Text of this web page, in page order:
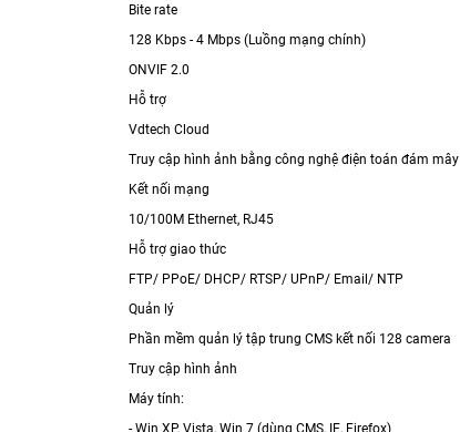
Bite rate
128 Kbps - 4 Mbps (Luồng mạng chính)
ONVIF 2.0
Hỗ trợ
Vdtech Cloud
Truy cập hình ảnh bằng công nghệ điện toán đám mây
Kết nối mạng
10/100M Ethernet, RJ45
Hỗ trợ giao thức
FTP/ PPoE/ DHCP/ RTSP/ UPnP/ Email/ NTP
Quản lý
Phần mềm quản lý tập trung CMS kết nối 128 camera
Truy cập hình ảnh
Máy tính:
- Win XP, Vista, Win 7 (dùng CMS, IE, Firefox)